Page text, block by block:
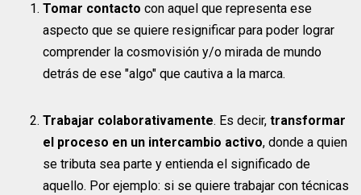
Tomar contacto con aquel que representa ese
aspecto que se quiere resignificar para poder lograr
comprender la cosmovisión y/o mirada de mundo
detrás de ese "algo" que cautiva a la marca.
Trabajar colaborativamente. Es decir,transformar
el proceso en un intercambio activo, donde a quien
se tributa sea parte y entienda el significado de
aquello. Por ejemplo: si se quiere trabajar con técnicas